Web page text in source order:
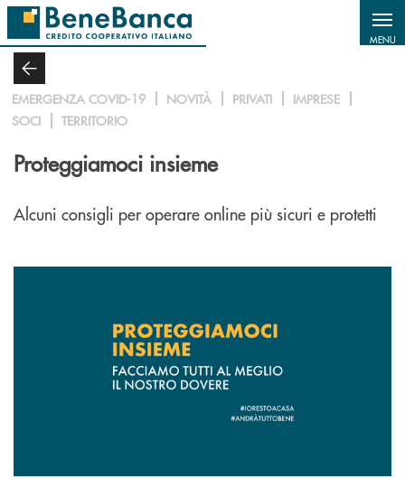
Salta al contenuto principale
MENU
EMERGENZA COVID-19 NOVITÀ PRIVATI
IMPRESE
SOCI
TERRITORIO
Proteggiamoci insieme
Alcuni consigli per operare online più sicuri e protetti